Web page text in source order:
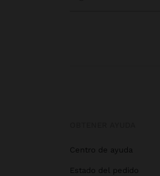
Centro de ayuda
Estado del pedido